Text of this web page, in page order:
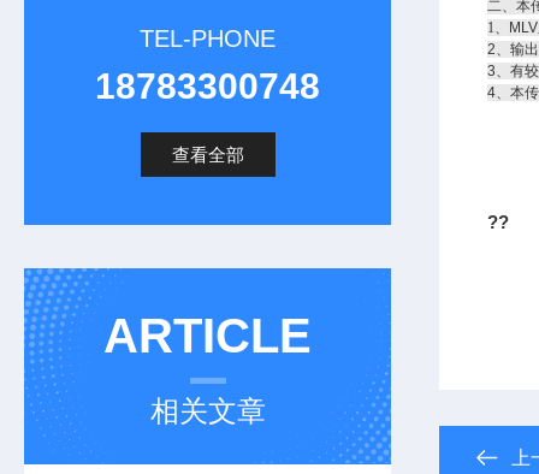
TEL-PHONE
18783300748
查看全部
ARTICLE
相关文章
二、本
1、
2、输
3、有
4、本
??